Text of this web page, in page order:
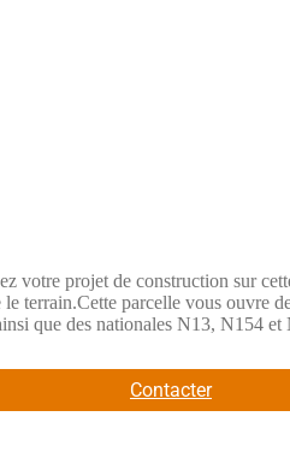
projet de construction sur cette
terrain.Cette parcelle vous ouvre
que des nationales N13, N154 et
n'hésitez pas à prendre
Contacter